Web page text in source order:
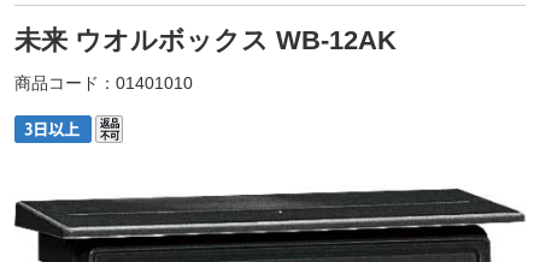
未来 ウオルボックス WB-12AK
商品コード： 01401010